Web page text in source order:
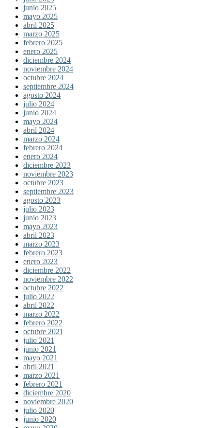
junio 2025
mayo 2025
abril 2025
marzo 2025
febrero 2025
enero 2025
diciembre 2024
noviembre 2024
octubre 2024
septiembre 2024
agosto 2024
julio 2024
junio 2024
mayo 2024
abril 2024
marzo 2024
febrero 2024
enero 2024
diciembre 2023
noviembre 2023
octubre 2023
septiembre 2023
agosto 2023
julio 2023
junio 2023
mayo 2023
abril 2023
marzo 2023
febrero 2023
enero 2023
diciembre 2022
noviembre 2022
octubre 2022
julio 2022
abril 2022
marzo 2022
febrero 2022
octubre 2021
julio 2021
junio 2021
mayo 2021
abril 2021
marzo 2021
febrero 2021
diciembre 2020
noviembre 2020
julio 2020
junio 2020